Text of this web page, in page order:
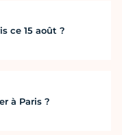
ce 15 août ?
à Paris ?